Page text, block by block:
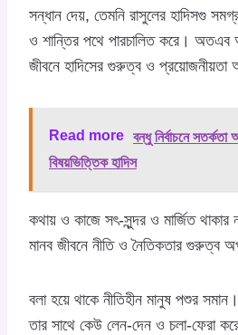
সন্ধান দেয়, তেমনি রাসুলের হাদিসগু
ও শান্তির পথে পারচালিত করে। অতএব
জীবনে হাদিসের গুরুত্ব ও প্রয়োজনীয়তা
Read more বন্ধু নির্বাচনে
বিষয়ভিত্তিক হাদিস
কথায় ও কাজে সৎ-সুন্দর ও মার্জিত থাকার
মানব জীবনে নীতি ও নৈতিকতার গুরুত্ব
বলা হয়ে থাকে নীতিহীন মানুষ পশুর
তার সাথে কেউ লেন-দেন ও চলা-ফেরা